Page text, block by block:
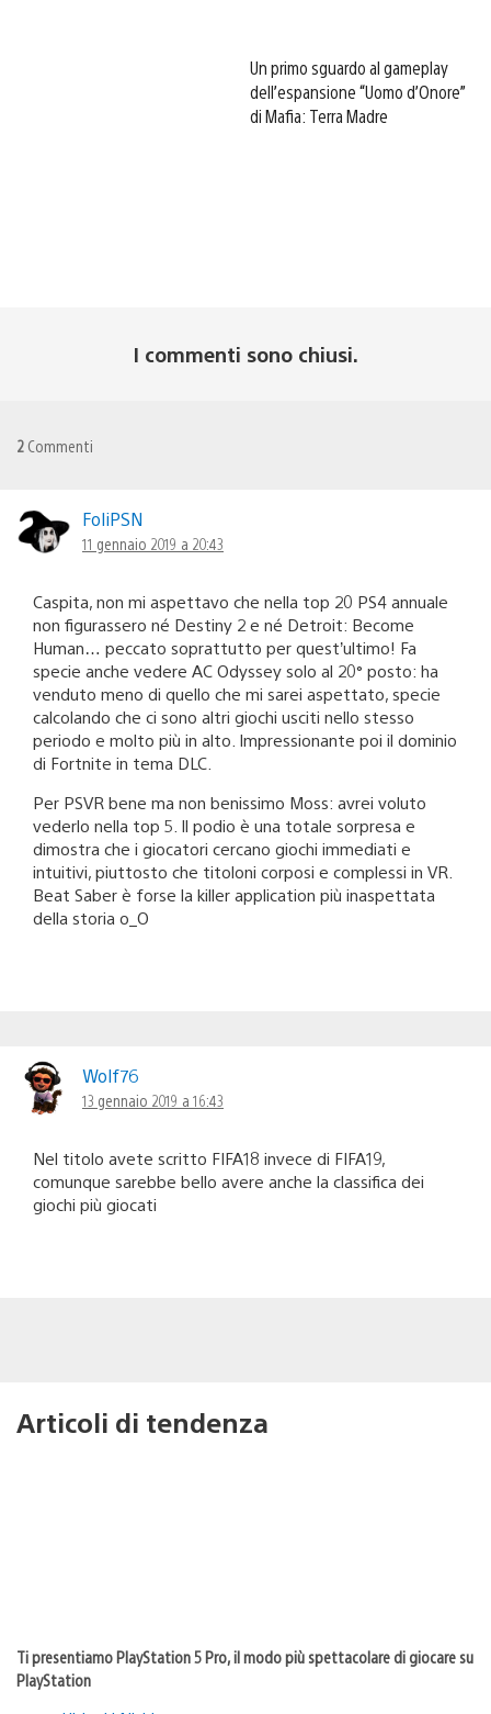
Un primo sguardo al gameplay
dell’espansione “Uomo d’Onore”
di Mafia: Terra Madre
I commenti sono chiusi.
2 Commenti
FoliPSN
11 gennaio 2019 a 20:43
Caspita, non mi aspettavo che nella top 20 PS4 annuale
non figurassero né Destiny 2 e né Detroit: Become
Human… peccato soprattutto per quest’ultimo! Fa
specie anche vedere AC Odyssey solo al 20° posto: ha
venduto meno di quello che mi sarei aspettato, specie
calcolando che ci sono altri giochi usciti nello stesso
periodo e molto più in alto. Impressionante poi il dominio
di Fortnite in tema DLC.
Per PSVR bene ma non benissimo Moss: avrei voluto
vederlo nella top 5. Il podio è una totale sorpresa e
dimostra che i giocatori cercano giochi immediati e
intuitivi, piuttosto che titoloni corposi e complessi in VR.
Beat Saber è forse la killer application più inaspettata
della storia o_O
Wolf76
13 gennaio 2019 a 16:43
Nel titolo avete scritto FIFA18 invece di FIFA19,
comunque sarebbe bello avere anche la classifica dei
giochi più giocati
Articoli di tendenza
Ti presentiamo PlayStation 5 Pro, il modo più spettacolare di giocare su
PlayStation